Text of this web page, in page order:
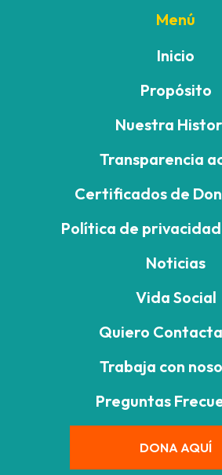
Menú
Inicio
Propósito
Nuestra
Transparencia
Certificados de
Política de
Noticias
Vida Social
Quiero
Trabaja con
Preguntas
DONA AQUÍ